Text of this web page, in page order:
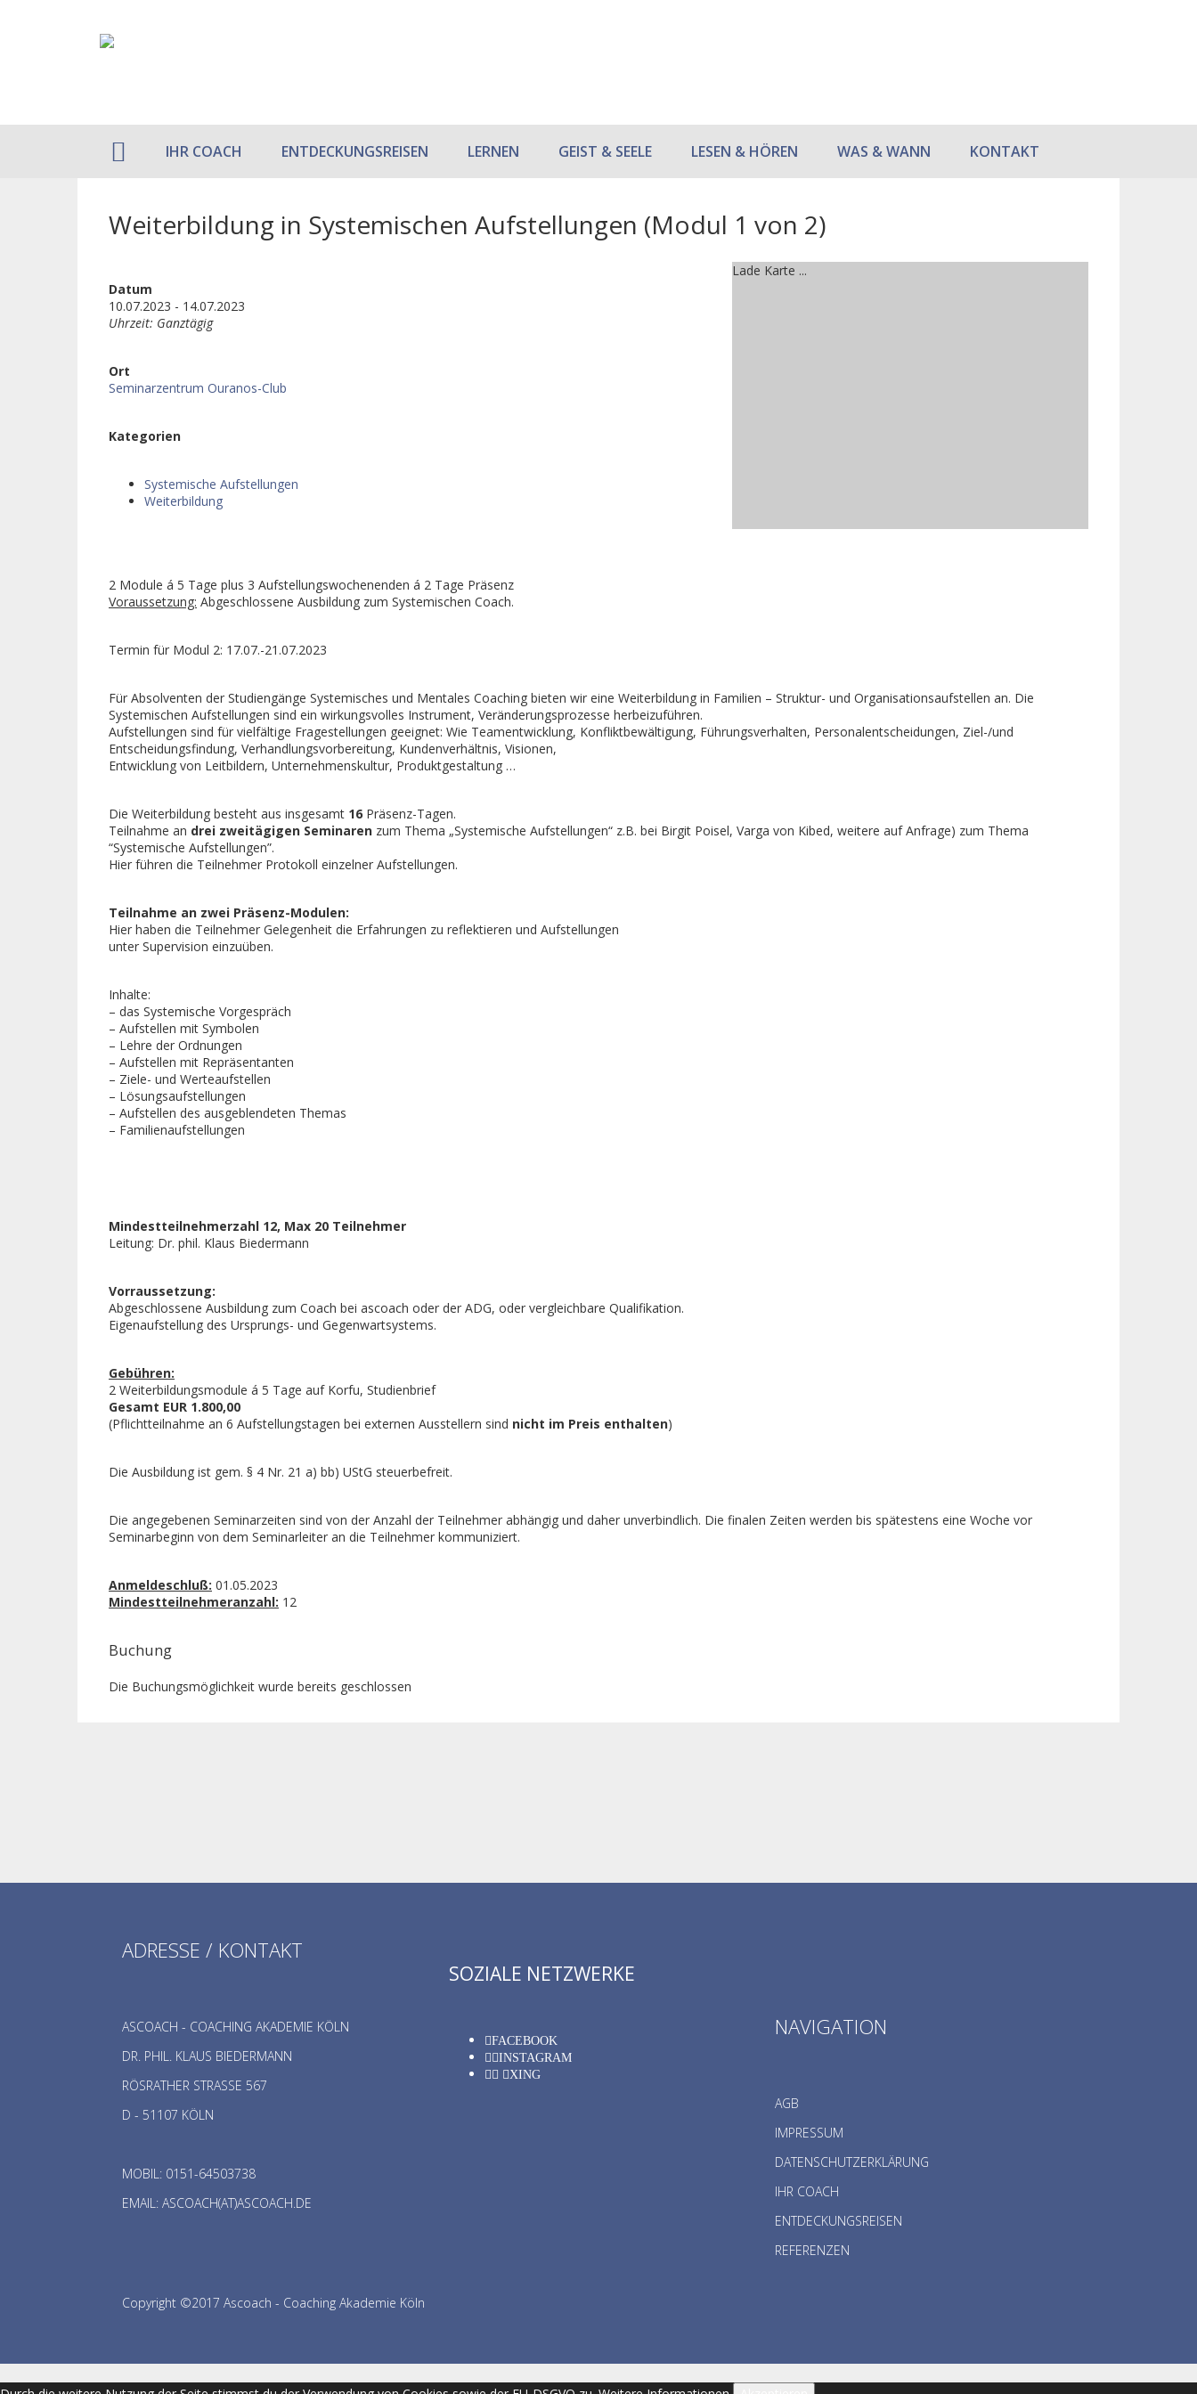
IHR COACH ENTDECKUNGSREISEN LERNEN GEIST & SEELE LESEN & HÖREN WAS & WANN KONTAKT
Weiterbildung in Systemischen Aufstellungen (Modul 1 von 2)
Lade Karte ...
Datum
10.07.2023 - 14.07.2023
Uhrzeit: Ganztägig
Ort
Seminarzentrum Ouranos-Club
Kategorien
Systemische Aufstellungen
Weiterbildung
2 Module á 5 Tage plus 3 Aufstellungswochenenden á 2 Tage Präsenz
Voraussetzung: Abgeschlossene Ausbildung zum Systemischen Coach.
Termin für Modul 2: 17.07.-21.07.2023
Für Absolventen der Studiengänge Systemisches und Mentales Coaching bieten wir eine Weiterbildung in Familien – Struktur- und Organisationsaufstellen an. Die
Systemischen Aufstellungen sind ein wirkungsvolles Instrument, Veränderungsprozesse herbeizuführen.
Aufstellungen sind für vielfältige Fragestellungen geeignet: Wie Teamentwicklung, Konfliktbewältigung, Führungsverhalten, Personalentscheidungen, Ziel-/und
Entscheidungsfindung, Verhandlungsvorbereitung, Kundenverhältnis, Visionen,
Entwicklung von Leitbildern, Unternehmenskultur, Produktgestaltung …
Die Weiterbildung besteht aus insgesamt 16 Präsenz-Tagen.
Teilnahme an drei zweitägigen Seminaren zum Thema „Systemische Aufstellungen“ z.B. bei Birgit Poisel, Varga von Kibed, weitere auf Anfrage) zum Thema
“Systemische Aufstellungen”.
Hier führen die Teilnehmer Protokoll einzelner Aufstellungen.
Teilnahme an zwei Präsenz-Modulen:
Hier haben die Teilnehmer Gelegenheit die Erfahrungen zu reflektieren und Aufstellungen
unter Supervision einzuüben.
Inhalte:
– das Systemische Vorgespräch
– Aufstellen mit Symbolen
– Lehre der Ordnungen
– Aufstellen mit Repräsentanten
– Ziele- und Werteaufstellen
– Lösungsaufstellungen
– Aufstellen des ausgeblendeten Themas
– Familienaufstellungen
Mindestteilnehmerzahl 12, Max 20 Teilnehmer
Leitung: Dr. phil. Klaus Biedermann
Vorraussetzung:
Abgeschlossene Ausbildung zum Coach bei ascoach oder der ADG, oder vergleichbare Qualifikation.
Eigenaufstellung des Ursprungs- und Gegenwartsystems.
Gebühren:
2 Weiterbildungsmodule á 5 Tage auf Korfu, Studienbrief
Gesamt EUR 1.800,00
(Pflichtteilnahme an 6 Aufstellungstagen bei externen Ausstellern sind nicht im Preis enthalten)
Die Ausbildung ist gem. § 4 Nr. 21 a) bb) UStG steuerbefreit.
Die angegebenen Seminarzeiten sind von der Anzahl der Teilnehmer abhängig und daher unverbindlich. Die finalen Zeiten werden bis spätestens eine Woche vor
Seminarbeginn von dem Seminarleiter an die Teilnehmer kommuniziert.
Anmeldeschluß: 01.05.2023
Mindestteilnehmeranzahl: 12
Buchung
Die Buchungsmöglichkeit wurde bereits geschlossen
ADRESSE / KONTAKT
ASCOACH - COACHING AKADEMIE KÖLN
DR. PHIL. KLAUS BIEDERMANN
RÖSRATHER STRASSE 567
D - 51107 KÖLN
MOBIL: 0151-64503738
EMAIL: ASCOACH(AT)ASCOACH.DE
SOZIALE NETZWERKE
FACEBOOK
INSTAGRAM
XING
NAVIGATION
AGB
IMPRESSUM
DATENSCHUTZERKLÄRUNG
IHR COACH
ENTDECKUNGSREISEN
REFERENZEN
Copyright ©2017 Ascoach - Coaching Akademie Köln